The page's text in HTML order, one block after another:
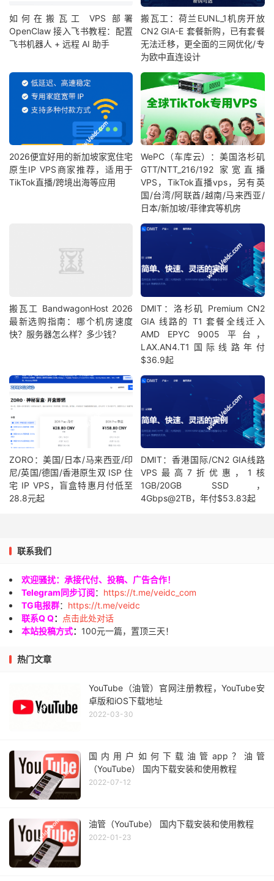
如何在搬瓦工 VPS 部署
OpenClaw 接入飞书教程：配置
飞书机器人 + 远程 AI 助手
搬瓦工：荷兰EUNL_1机房开放
CN2 GIA-E 套餐新购，已有套餐
无法迁移，更全面的三网优化/专
为欧中直连设计
2026便宜好用的新加坡家宽住宅
原生IP VPS商家推荐，适用于
TikTok直播/跨境出海等应用
WePC（车库云）：美国洛杉矶
GTT/NTT_216/192 家宽直播
VPS，TikTok直播vps，另有英
国/台湾/阿联酋/越南/马来西亚/
日本/新加坡/菲律宾等机房
搬瓦工 BandwagonHost 2026
最新选购指南：哪个机房速度
快？服务器怎么样？多少钱？
DMIT：洛杉矶 Premium CN2
GIA 线路的 T1 套餐全线迁入
AMD EPYC 9005 平台，
LAX.AN4.T1国际线路年付
$36.9起
ZORO：美国/日本/马来西亚/印
尼/英国/德国/香港原生双 ISP 住
宅 IP VPS，盲盒特惠月付低至
28.8元起
DMIT：香港国际/CN2 GIA线路
VPS最高7折优惠，1核
1GB/20GB SSD，
4Gbps@2TB，年付$53.83起
联系我们
欢迎骚扰：承接代付、投稿、广告合作！
Telegram同步订阅： https://t.me/veidc_com
TG电报群： https://t.me/veidc
联系Q Q：
点击此处对话
本站投稿方式： 100元一篇，置顶三天！
热门文章
YouTube（油管）官网注册教程，YouTube安
卓版和iOS下载地址
2022-03-30
国内用户如何下载油管app？油管
（YouTube） 国内下载安装和使用教程
2022-07-12
油管（YouTube） 国内下载安装和使用教程
2022-01-23